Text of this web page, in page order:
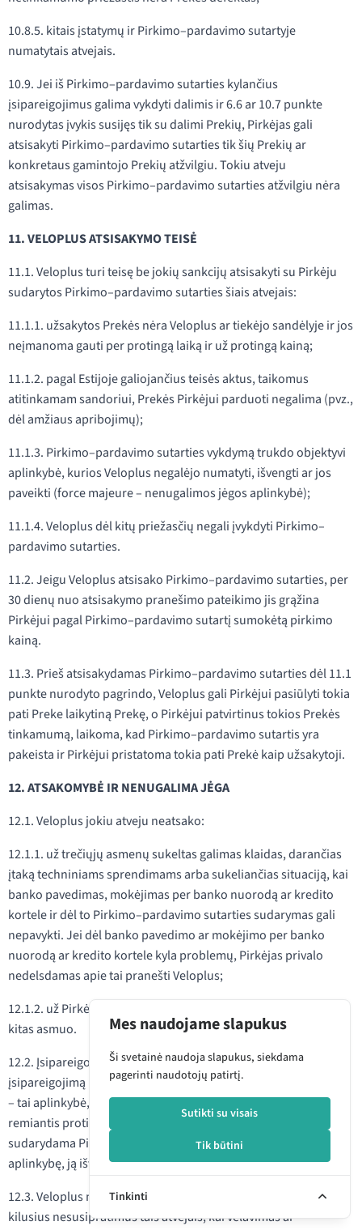
10.8.5. kitais įstatymų ir Pirkimo–pardavimo sutartyje
numatytais atvejais.
10.9. Jei iš Pirkimo–pardavimo sutarties kylančius
įsipareigojimus galima vykdyti dalimis ir 6.6 ar 10.7 punkte
nurodytas įvykis susijęs tik su dalimi Prekių, Pirkėjas gali
atsisakyti Pirkimo–pardavimo sutarties tik šių Prekių ar
konkretaus gamintojo Prekių atžvilgiu. Tokiu atveju
atsisakymas visos Pirkimo–pardavimo sutarties atžvilgiu nėra
galimas.
11. VELOPLUS ATSISAKYMO TEISĖ
11.1. Veloplus turi teisę be jokių sankcijų atsisakyti su Pirkėju
sudarytos Pirkimo–pardavimo sutarties šiais atvejais:
11.1.1. užsakytos Prekės nėra Veloplus ar tiekėjo sandėlyje ir jos
neįmanoma gauti per protingą laiką ir už protingą kainą;
11.1.2. pagal Estijoje galiojančius teisės aktus, taikomus
atitinkamam sandoriui, Prekės Pirkėjui parduoti negalima (pvz.,
dėl amžiaus apribojimų);
11.1.3. Pirkimo–pardavimo sutarties vykdymą trukdo objektyvi
aplinkybė, kurios Veloplus negalėjo numatyti, išvengti ar jos
paveikti (force majeure – nenugalimos jėgos aplinkybė);
11.1.4. Veloplus dėl kitų priežasčių negali įvykdyti Pirkimo–
pardavimo sutarties.
11.2. Jeigu Veloplus atsisako Pirkimo–pardavimo sutarties, per
30 dienų nuo atsisakymo pranešimo pateikimo jis grąžina
Pirkėjui pagal Pirkimo–pardavimo sutartį sumokėtą pirkimo
kainą.
11.3. Prieš atsisakydamas Pirkimo–pardavimo sutarties dėl 11.1
punkte nurodyto pagrindo, Veloplus gali Pirkėjui pasiūlyti tokia
pati Preke laikytiną Prekę, o Pirkėjui patvirtinus tokios Prekės
tinkamumą, laikoma, kad Pirkimo–pardavimo sutartis yra
pakeista ir Pirkėjui pristatoma tokia pati Prekė kaip užsakytoji.
12. ATSAKOMYBĖ IR NENUGALIMA JĖGA
12.1. Veloplus jokiu atveju neatsako:
12.1.1. už trečiųjų asmenų sukeltas galimas klaidas, darančias
įtaką techniniams sprendimams arba sukeliančias situaciją, kai
banko pavedimas, mokėjimas per banko nuorodą ar kredito
kortele ir dėl to Pirkimo–pardavimo sutarties sudarymas gali
nepavykti. Jei dėl banko pavedimo ar mokėjimo per banko
nuorodą ar kredito kortele kyla problemų, Pirkėjas privalo
nedelsdamas apie tai pranešti Veloplus;
12.1.2. už Pirkėjui padarytą žalą, jei Pirkėjo tapatybę naudoja
kitas asmuo.
12.2. Įsipareigojimo pažeidimas yra pateisinamas, jei šalis
įsipareigojimą pažeidė dėl nenugalimos jėgos. Nenugalima jėga
– tai aplinkybė, kurios šalis negalėjo paveikti ir iš kurios,
remiantis protingumo principu, negalima buvo tikėtis, kad
sudarydama Pirkimo–pardavimo sutartį ji atsižvelgs į šią
aplinkybę, ją išvengs ar įveiks kliūtį ar jos padarinius.
12.3. Veloplus neatsako už Prekės pristatymo vėlavimą ir
kilusius nesusipratimus tais atvejais, kai vėlavimas ar
Mes naudojame slapukus
Ši svetainė naudoja slapukus, siekdama
pagerinti naudotojų patirtį.
Sutikti su visais
Tik būtini
Tinkinti